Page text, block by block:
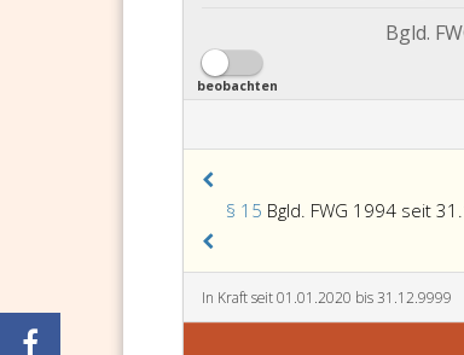
Bgld.
beobachten
§ 15 Bgld. FWG 1994 seit
In Kraft seit 01.01.2020 bis 31.12.9999